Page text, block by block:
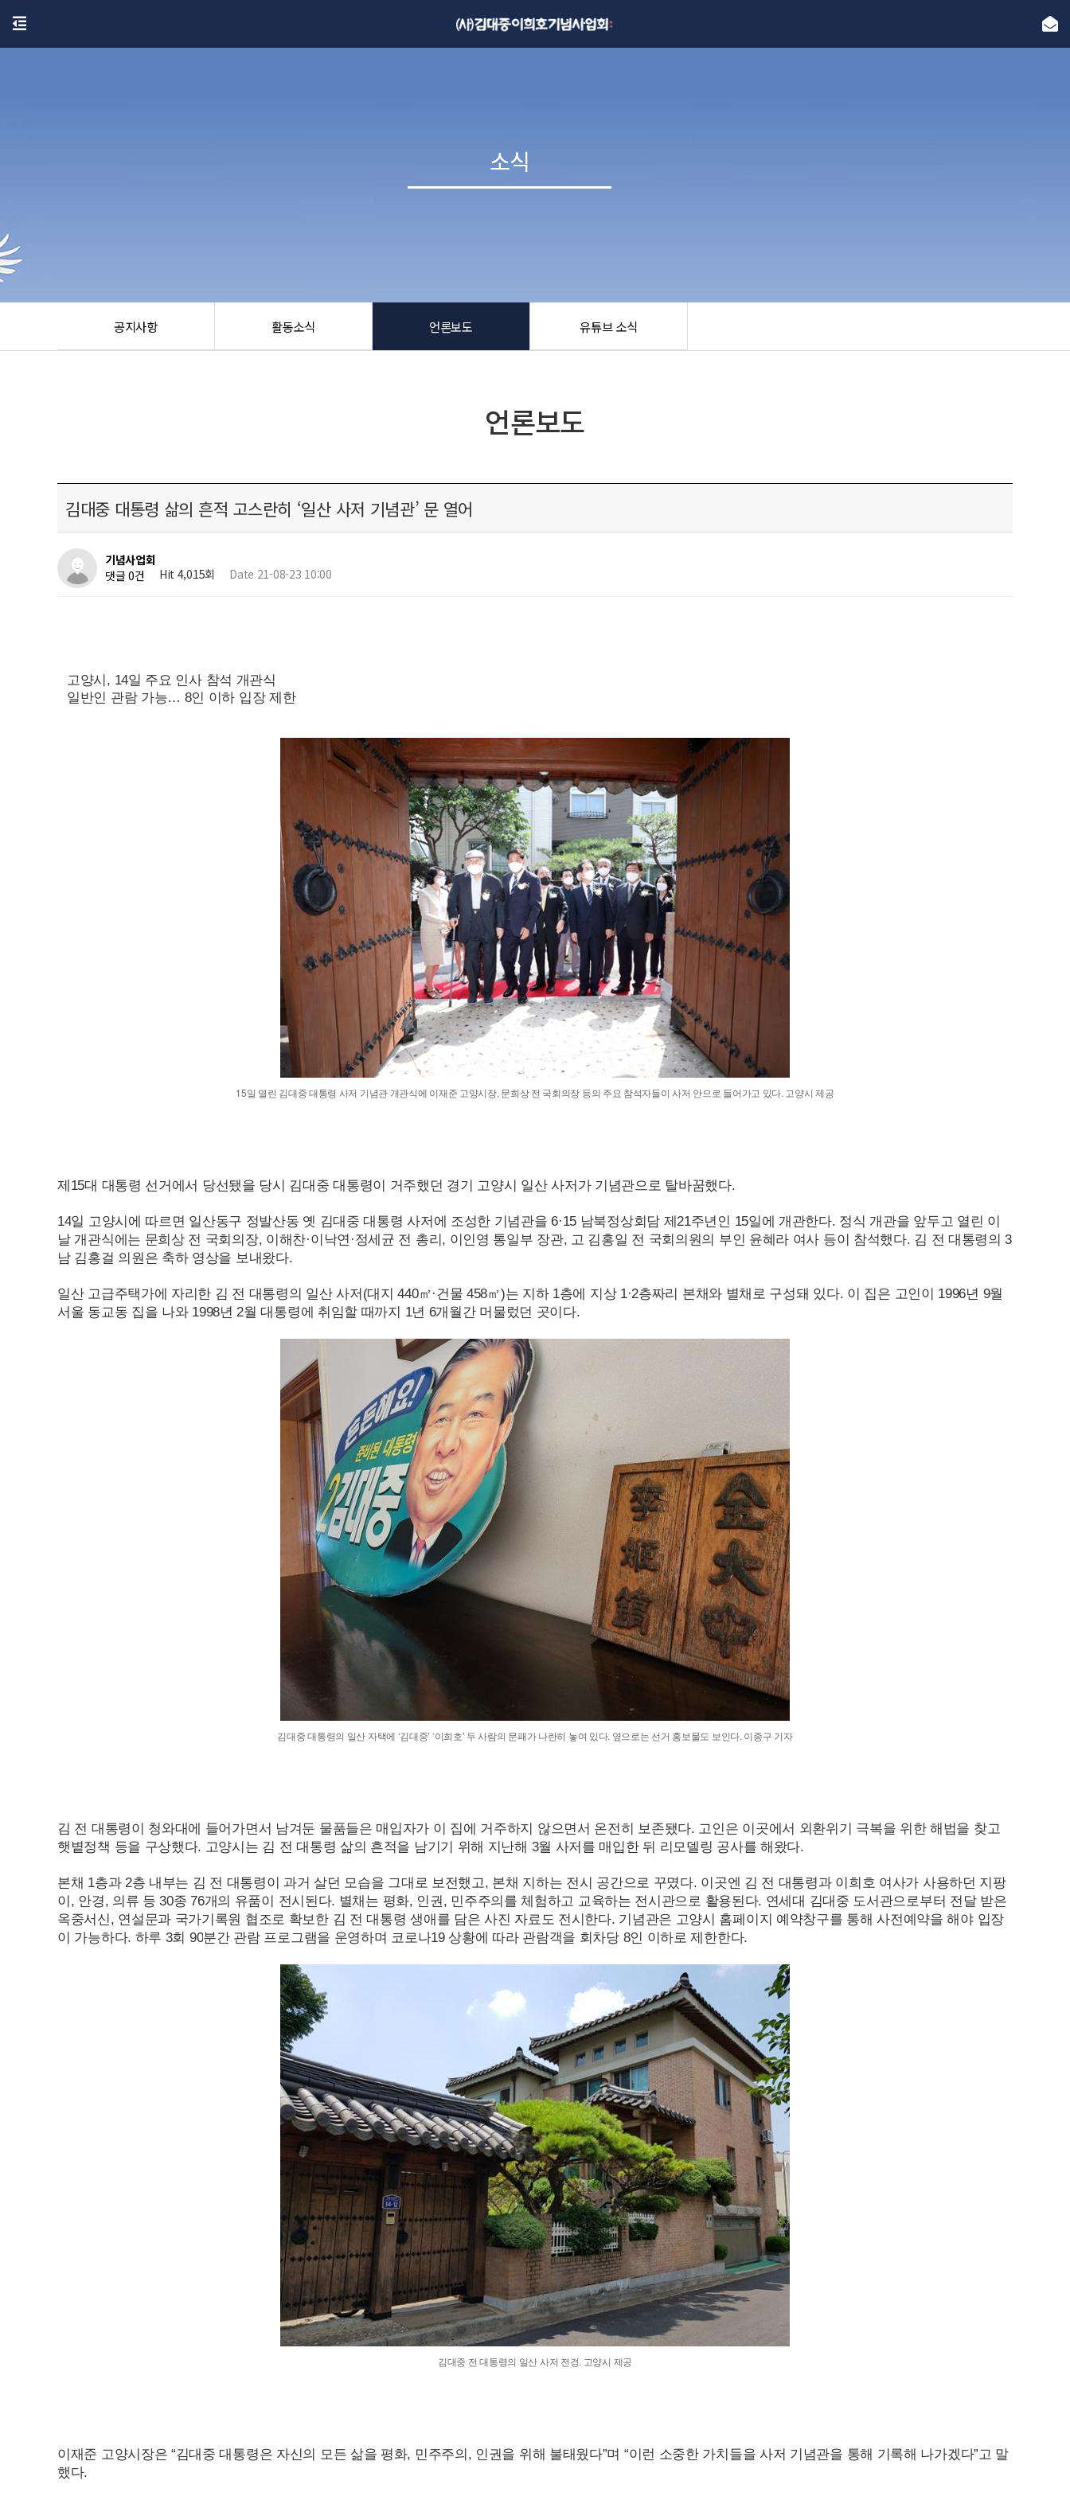
공지사항 활동소식 언론보도 유튜브 소식
소식
언론보도
김대중 대통령 삶의 흔적 고스란히 ‘일산 사저 기념관’ 문 열어
기념사업회
댓글 0건
Hit 4,015회 Date 21-08-23 10:00
고양시, 14일 주요 인사 참석 개관식
일반인 관람 가능… 8인 이하 입장 제한
15일 열린 김대중 대통령 사저 기념관 개관식에 이재준 고양시장, 문희상 전 국회의장 등의 주요 참석자들이 사저 안으로 들어가고 있다. 고양시 제공
제 15대 대통령 선거에서 당선됐을 당시 김대중 대통령이 거주했던 경기 고양시 일산 사저가 기념관으로 탈바꿈했다.
14일 고양시에 따르면 일산동구 정발산동 옛 김대중 대통령 사저에 조성한 기념관을6·15 남북정상회담 제21주년인 15일에 개관한다. 정식 개관을 앞두고 열린 이
날 개관식에는 문희상 전 국회의장, 이해찬·이낙연·정세균 전 총리, 이인영 통일부 장관, 고 김홍일 전 국회의원의 부인 윤혜라 여사 등이 참석했다. 김 전 대통령의 3
남 김홍걸 의원은 축하 영상을 보내왔다.
일산 고급주택가에 자리한 김 전 대통령의 일산 사저(대지440㎡·건물458㎡)는 지하 1층에 지상 1·2층짜리 본채와 별채로 구성돼 있다. 이 집은 고인이 1996년 9월
서울 동교동 집을 나와 1998년 2월 대통령에 취임할 때까지 1년 6개월간 머물렀던 곳이다.
김대중 대통령의 일산 자택에 ‘김대중’ ‘이희호’ 두 사람의 문패가 나란히 놓여 있다. 옆으로는 선거 홍보물도 보인다. 이종구 기자
김 전 대통령이 청와대에 들어가면서 남겨둔 물품들은 매입자가 이 집에 거주하지 않으면서 온전히 보존됐다. 고인은 이곳에서 외환위기 극복을 위한 해법을 찾고
햇볕정책 등을 구상했다. 고양시는 김 전 대통령 삶의 흔적을 남기기 위해 지난해 3월 사저를 매입한 뒤 리모델링 공사를 해왔다.
본채 1층과 2층 내부는 김 전 대통령이 과거 살던 모습을 그대로 보전했고, 본채 지하는 전시 공간으로 꾸몄다. 이곳엔 김 전 대통령과 이희호 여사가 사용하던 지팡
이, 안경, 의류 등30종76개의 유품이 전시된다. 별채는 평화, 인권, 민주주의를 체험하고 교육하는 전시관으로 활용된다. 연세대 김대중 도서관으로부터 전달 받은
옥중서신, 연설문과 국가기록원 협조로 확보한 김 전 대통령 생애를 담은 사진 자료도 전시한다. 기념관은 고양시 홈페이지 예약창구를 통해 사전예약을 해야 입장
이 가능하다. 하루 3회 90분간 관람 프로그램을 운영하며 코로나19상황에 따라 관람객을 회차당 8인 이하로 제한한다.
김대중 전 대통령의 일산 사저 전경. 고양시 제공
이재준 고양시장은 “김대중 대통령은 자신의 모든 삶을 평화, 민주주의, 인권을 위해 불태웠다”며 “이런 소중한 가치들을 사저 기념관을 통해 기록해 나가겠다”고 말
했다.
소식